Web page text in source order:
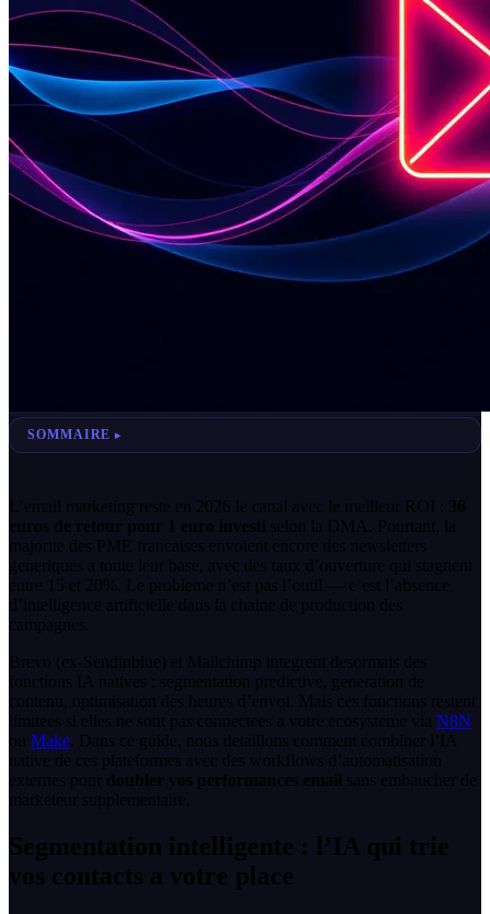
SOMMAIRE
L’email marketing reste en 2026 le canal avec le meilleur ROI : 36
euros de retour pour 1 euro investi selon la DMA. Pourtant, la
majorite des PME francaises envoient encore des newsletters
generiques a toute leur base, avec des taux d’ouverture qui stagnent
entre 15 et 20%. Le probleme n’est pas l’outil — c’est l’absence
d’intelligence artificielle dans la chaine de production des
campagnes.
Brevo (ex-Sendinblue) et Mailchimp integrent desormais des
fonctions IA natives : segmentation predictive, generation de
contenu, optimisation des heures d’envoi. Mais ces fonctions restent
limitees si elles ne sont pas connectees a votre ecosysteme via N8N
ou Make . Dans ce guide, nous detaillons comment combiner l’IA
native de ces plateformes avec des workflows d’automatisation
externes pour doubler vos performances email sans embaucher de
marketeur supplementaire.
Segmentation intelligente : l’IA qui trie
vos contacts a votre place